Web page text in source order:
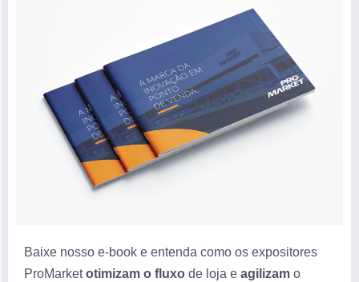
Baixe nosso e-book e entenda como os expositores
ProMarketotimizam o fluxo de loja e agilizam o